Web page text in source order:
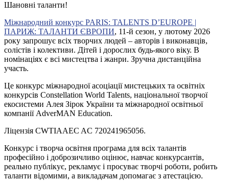
Шановні таланти!
Міжнародний конкурс PARIS: TALENTS D’EUROPE |
ПАРИЖ: ТАЛАНТИ ЄВРОПИ, 11-й сезон, у лютому 2026
року запрошує всіх творчих людей – авторів і виконавців,
солістів і колективи. Дітей і дорослих будь-якого віку. В
номінаціях є всі мистецтва і жанри. Зручна дистанційна
участь.
Це конкурс міжнародної асоціації мистецьких та освітніх
конкурсів Constellation World Talents, національної творчої
екосистеми Алея Зірок України та міжнародної освітньої
компанії AdverMAN Education.
Ліцензія CWTIAAEC AC 720241965056.
Конкурс і творча освітня програма для всіх талантів
професійно і доброзичливо оцінює, навчає конкурсантів,
реально публікує, рекламує і просуває творчі роботи, робить
таланти відомими, а викладачам допомагає з атестацією.